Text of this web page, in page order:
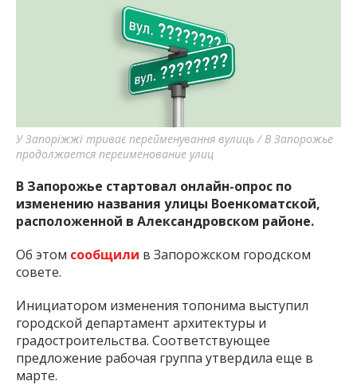
У Запоріжжі триває перейменування вулиць / В Запорожье
продолжается переименование улиц
В Запорожье стартовал онлайн-опрос по
изменению названия улицы Военкоматской,
расположенной в Александровском районе.
Об этом сообщили в Запорожском городском
совете.
Инициатором изменения топонима выступил
городской департамент архитектуры и
градостроительства. Соответствующее
предложение рабочая группа утвердила еще в
марте.